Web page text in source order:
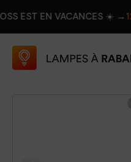
VACANCES ☀️ →12 % DE